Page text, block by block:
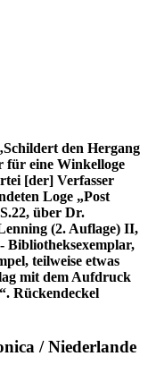
den Hergang
für eine Winkelloge
[der] Verfasser
Loge „Post
über Dr.
(2. Auflage) II,
Bibliotheksexemplar,
teilweise etwas
mit dem Aufdruck
Rückendeckel
/ Niederlande